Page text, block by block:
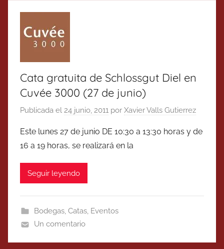
Cata gratuita de Schlossgut Diel en
Cuvée 3000 (27 de junio)
Publicada el 24 junio, 2011 por Xavier Valls Gutierrez
Este lunes 27 de junio DE 10:30 a 13:30 horas y de
16 a 19 horas, se realizará en la
Seguir leyendo
Bodegas, Catas, Eventos
Un comentario